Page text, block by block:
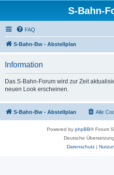
S-Bahn-
FAQ
S-Bahn-Bw - Abstellplan
Information
Das S-Bahn-Forum wird zur Zeit
neuen Look erscheinen.
S-Bahn-Bw - Abstellplan Alle
Powered by phpBB® Forum
Deutsche
Datenschutz|